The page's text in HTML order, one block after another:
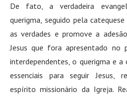
De fato, a verdadeira
querigma, seguido pela
as verdades e promove a
Jesus que fora apresentado no
interdependentes, o querigma e
essenciais para seguir Jesus,
espírito missionário da Igreja.